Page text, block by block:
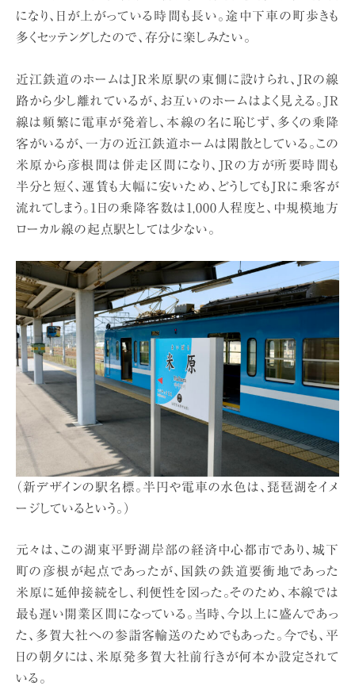
になり、日が上がっている時間も長い。途中下車の町歩きも
多くセッテングしたので、存分に楽しみたい。
近江鉄道のホームはJR米原駅の東側に設けられ、JRの線
路から少し離れているが、お互いのホームはよく見える。JR
線は頻繁に電車が発着し、本線の名に恥じず、多くの乗降
客がいるが、一方の近江鉄道ホームは閑散としている。この
米原から彦根間は併走区間になり、JRの方が所要時間も
半分と短く、運賃も大幅に安いため、どうしてもJRに乗客が
流れてしまう。1日の乗降客数は1,000人程度と、中規模地方
ローカル線の起点駅としては少ない。
（新デザインの駅名標。半円や電車の水色は、琵琶湖をイメ
ージしているという。）
元々は、この湖東平野湖岸部の経済中心都市であり、城下
町の彦根が起点であったが、国鉄の鉄道要衝地であった
米原に延伸接続をし、利便性を図った。そのため、本線では
最も遅い開業区間になっている。当時、今以上に盛んであっ
た、多賀大社への参詣客輸送のためでもあった。今でも、平
日の朝夕には、米原発多賀大社前行きが何本か設定されて
いる。